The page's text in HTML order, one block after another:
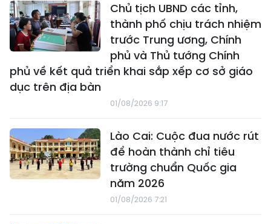
Chủ tịch UBND các tỉnh,
thành phố chịu trách nhiệm
trước Trung ương, Chính
phủ và Thủ tướng Chính
phủ về kết quả triển khai sắp xếp cơ sở giáo
dục trên địa bàn
01/08/2026 9:17
Lào Cai: Cuộc đua nước rút
để hoàn thành chỉ tiêu
trường chuẩn Quốc gia
năm 2026
01/08/2026 7:21